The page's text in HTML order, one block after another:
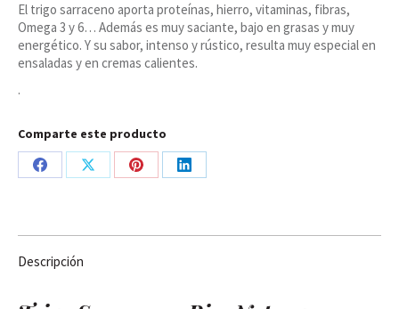
El trigo sarraceno aporta proteínas, hierro, vitaminas, fibras,
Omega 3 y 6… Además es muy saciante, bajo en grasas y muy
energético. Y su sabor, intenso y rústico, resulta muy especial en
ensaladas y en cremas calientes.
.
Comparte este producto
Share
Share
Share
Share
Descripción